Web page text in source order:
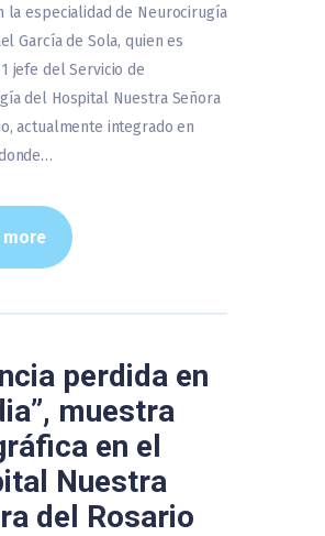
la especialidad de Neurocirugía
García de Sola, quien es
jefe del Servicio de
del Hospital Nuestra Señora
actualmente integrado en
more
perdida en
muestra
en el
Nuestra
del Rosario